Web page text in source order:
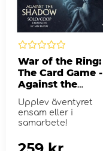
War of the Ring:
The Card Game -
Against the
Upplev äventyret
ensam eller i
samarbete!